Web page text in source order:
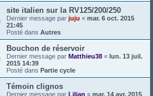
site italien sur la RV125/200/250
Dernier message par juju « mar. 6 oct. 2015
21:45
Posté dans Autres
Bouchon de réservoir
Dernier message par Matthieu38 « lun. 13 juil.
2015 14:39
Posté dans Partie cycle
Témoin clignos
Dernier message par Lilian « mar. 14 avr. 2015